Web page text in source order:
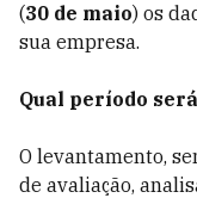
(30 de maio) os
sua empresa.
Qual período
O levantamento,
de avaliação,